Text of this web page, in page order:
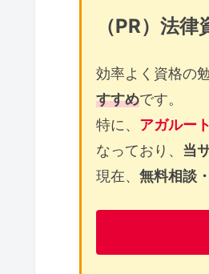
（PR）法
効率よく資格の
すすめです。
特に、 アガルー
なっており、 当
現在、 無料相談